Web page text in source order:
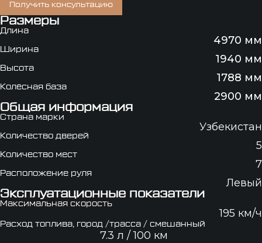
Получить консультацию
Размеры
Длина
4970 мм
Ширина
1940 мм
Высота
1788 мм
Колёсная база
2900 мм
Общая информация
Страна марки
Узбекистан
Количество дверей
5
Количество мест
7
Расположение руля
Левый
Эксплуатационные показатели
Максимальная скорость
195 км/ч
Расход топлива, город /трасса / смешанный
7.3 л / 100 км